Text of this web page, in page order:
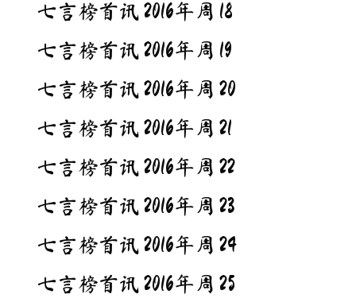
七言榜首讯 2016年周 18
七言榜首讯 2016年周 19
七言榜首讯 2016年周 20
七言榜首讯 2016年周 21
七言榜首讯 2016年周 22
七言榜首讯 2016年周 23
七言榜首讯 2016年周 24
七言榜首讯 2016年周 25